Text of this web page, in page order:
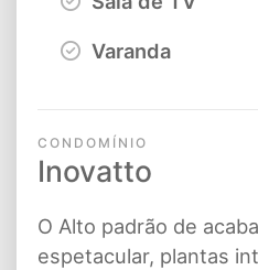
Varanda
CONDOMÍNIO
Inovatto
O Alto padrão de
espetacular, plantas